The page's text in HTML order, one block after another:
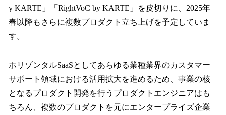
y KARTE」「RightVoC by KARTE」を皮切りに、2025年
春以降もさらに複数プロダクト立ち上げを予定していま
す。
ホリゾンタルSaaSとしてあらゆる業種業界のカスタマー
サポート領域における活用拡大を進めるため、事業の核
となるプロダクト開発を行うプロダクトエンジニアはも
ちろん、複数のプロダクトを元にエンタープライズ企業